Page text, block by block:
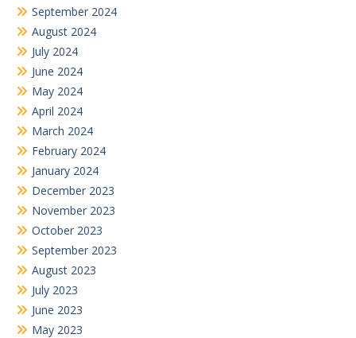
September 2024
August 2024
July 2024
June 2024
May 2024
April 2024
March 2024
February 2024
January 2024
December 2023
November 2023
October 2023
September 2023
August 2023
July 2023
June 2023
May 2023